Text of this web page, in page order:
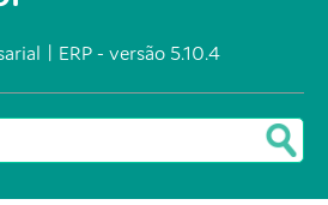
| ERP - versão 5.10.4